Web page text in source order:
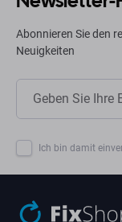
Abonnieren Sie den
Neuigkeiten
Ich bin damit